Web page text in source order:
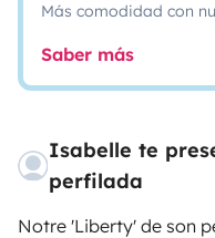
Más comodidad con
Saber más
Isabelle te
perfilada
Notre 'Liberty' de son